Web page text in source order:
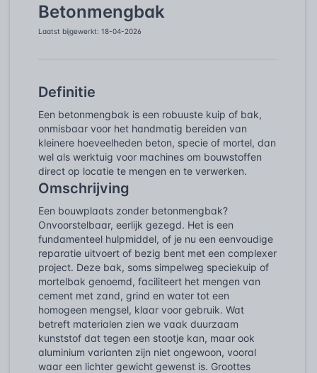
Betonmengbak
Laatst bijgewerkt: 18-04-2026
Definitie
Een betonmengbak is een robuuste kuip of bak,
onmisbaar voor het handmatig bereiden van
kleinere hoeveelheden beton, specie of mortel, dan
wel als werktuig voor machines om bouwstoffen
direct op locatie te mengen en te verwerken.
Omschrijving
Een bouwplaats zonder betonmengbak?
Onvoorstelbaar, eerlijk gezegd. Het is een
fundamenteel hulpmiddel, of je nu een eenvoudige
reparatie uitvoert of bezig bent met een complexer
project. Deze bak, soms simpelweg speciekuip of
mortelbak genoemd, faciliteert het mengen van
cement met zand, grind en water tot een
homogeen mengsel, klaar voor gebruik. Wat
betreft materialen zien we vaak duurzaam
kunststof dat tegen een stootje kan, maar ook
aluminium varianten zijn niet ongewoon, vooral
waar een lichter gewicht gewenst is. Groottes